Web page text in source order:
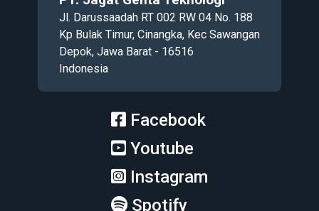
Jl. Darussaadah RT 002 RW 04 No. 188
Kp Bulak Timur, Cinangka, Kec Sawangan
Depok, Jawa Barat - 16516
Indonesia
Facebook
Youtube
Instagram
Spotify